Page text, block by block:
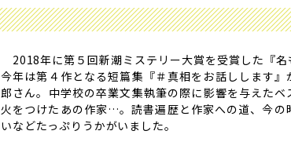
2018年に第５回新潮ミステリー大賞を受賞した『名
今年は第４作となる短篇集『＃真相をお話しします
郎さん。中学校の卒業文集執筆の際に影響を与えたベ
火をつけたあの作家…。読書遍歴と作家への道、今の
いなどたっぷりうかがいました。